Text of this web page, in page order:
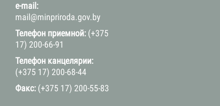
e-mail:
mail@minpriroda.gov.by
Телефон приемной: (+375
17) 200-66-91
Телефон канцелярии:
(+375 17) 200-68-44
Факс: (+375 17) 200-55-83